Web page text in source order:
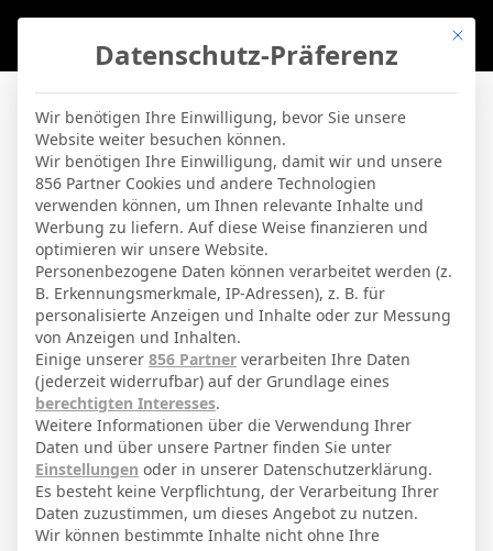
Luca Sirch
Micha Sassie 16. April 2026
Voller Name Luca Sirch
Position Defensivspieler
Aktuelles Team 1. FC Kaiserslautern
Nationalität
Geburtsort
Augsburg
Geburtstag 14. Juni 1999
Alter 27
Mit
Datenschutz-Präferenz
Wir benötigen Ihre Einwilligung, bevor Sie unsere
Website weiter besuchen können.
Wir benötigen Ihre Einwilligung, damit wir und unsere
856 Partner Cookies und andere Technologien
verwenden können, um Ihnen relevante Inhalte und
Werbung zu liefern. Auf diese Weise finanzieren und
optimieren wir unsere Website.
Personenbezogene Daten können verarbeitet werden (z.
B. Erkennungsmerkmale, IP-Adressen), z. B. für
personalisierte Anzeigen und Inhalte oder zur Messung
von Anzeigen und Inhalten.
Einige unserer 856 Partner verarbeiten Ihre Daten
(jederzeit widerrufbar) auf der Grundlage eines
berechtigten Interesses.
Weitere Informationen über die Verwendung Ihrer
Daten und über unsere Partner finden Sie unter
Einstellungen oder in unserer Datenschutzerklärung.
Es besteht keine Verpflichtung, der Verarbeitung Ihrer
Daten zuzustimmen, um dieses Angebot zu nutzen.
Wir können bestimmte Inhalte nicht ohne Ihre